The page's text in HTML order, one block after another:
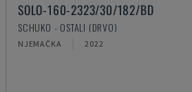
SOLO-160-2323/30/182/BD
SCHUKO - OSTALI (DRVO)
NJEMAČKA 2022